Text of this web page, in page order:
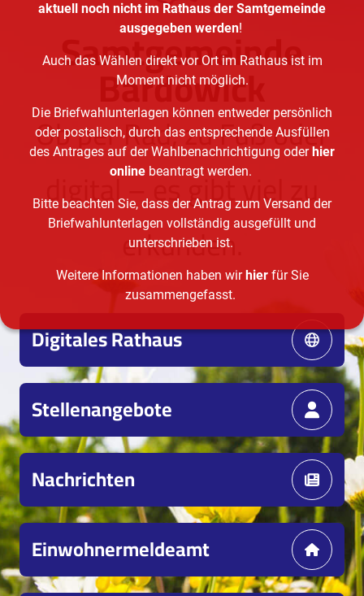
aktuell noch nicht im Rathaus der Samtgemeinde
ausgegeben werden!
Auch das Wählen direkt vor Ort im Rathaus ist im
Moment nicht möglich.
Die Briefwahlunterlagen können entweder persönlich
oder postalisch, durch das entsprechende Ausfüllen
des Antrages auf der Wahlbenachrichtigung oderhier
onlinebeantragt werden.
Bitte beachten Sie, dass der Antrag zum Versand der
Briefwahlunterlagen vollständig ausgefüllt und
unterschrieben ist.
Weitere Informationen haben wirhierfür Sie
zusammengefasst.
Samtgemeinde
Bardowick
Ob per Rad, zu Fuß oder
digital – es gibt viel zu
erkunden.
Digitales Rathaus
Stellenangebote
Nachrichten
Einwohnermeldeamt